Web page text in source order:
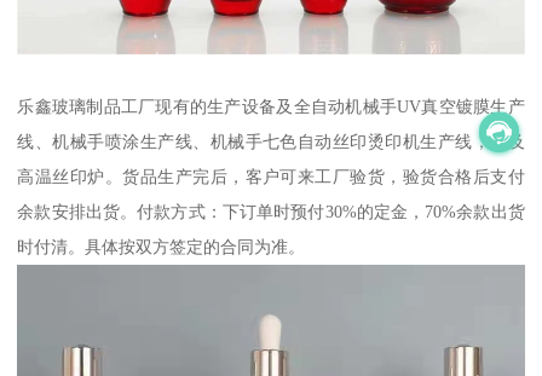
乐鑫玻璃制品工厂现有的生产设备及全自动机械手UV真空镀膜生产
线、机械手喷涂生产线、机械手七色自动丝印烫印机生产线，以及
高温丝印炉。货品生产完后，客户可来工厂验货，验货合格后支付
余款安排出货。付款方式：下订单时预付30%的定金，70%余款出货
时付清。具体按双方签定的合同为准。